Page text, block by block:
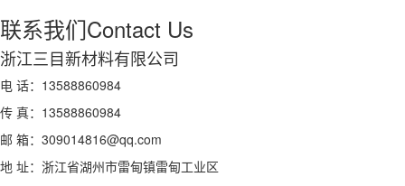
联系我们Contact Us
浙江三目新材料有限公司
电 话：13588860984
传 真：13588860984
邮 箱：309014816@qq.com
地 址：浙江省湖州市雷甸镇雷甸工业区